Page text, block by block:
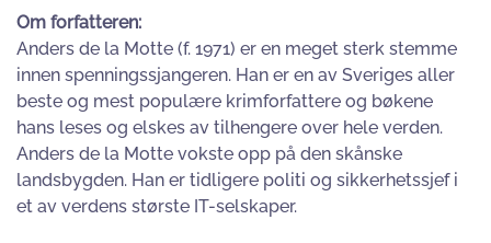
Om forfatteren:
Anders de la Motte (f. 1971) er en meget sterk stemme
innen spenningssjangeren. Han er en av Sveriges aller
beste og mest populære krimforfattere og bøkene
hans leses og elskes av tilhengere over hele verden.
Anders de la Motte vokste opp på den skånske
landsbygden. Han er tidligere politi og sikkerhetssjef i
et av verdens største IT-selskaper.